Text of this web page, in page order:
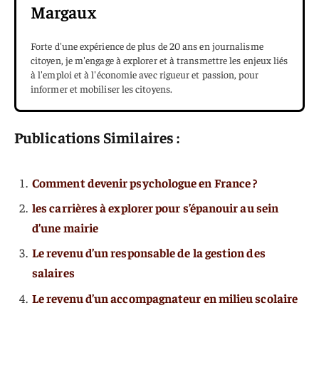
Margaux
Forte d'une expérience de plus de 20 ans en journalisme
citoyen, je m'engage à explorer et à transmettre les enjeux liés
à l'emploi et à l'économie avec rigueur et passion, pour
informer et mobiliser les citoyens.
Publications Similaires :
Comment devenir psychologue en France ?
les carrières à explorer pour s’épanouir au sein
d’une mairie
Le revenu d’un responsable de la gestion des
salaires
Le revenu d’un accompagnateur en milieu scolaire